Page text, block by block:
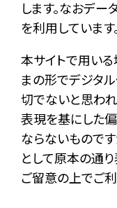
します。なおデー
を利用しています
本サイトで用い
まの形でデジタ
切でないと思わ
表現を基にした
ならないもので
として原本の通り
ご留意の上でご利